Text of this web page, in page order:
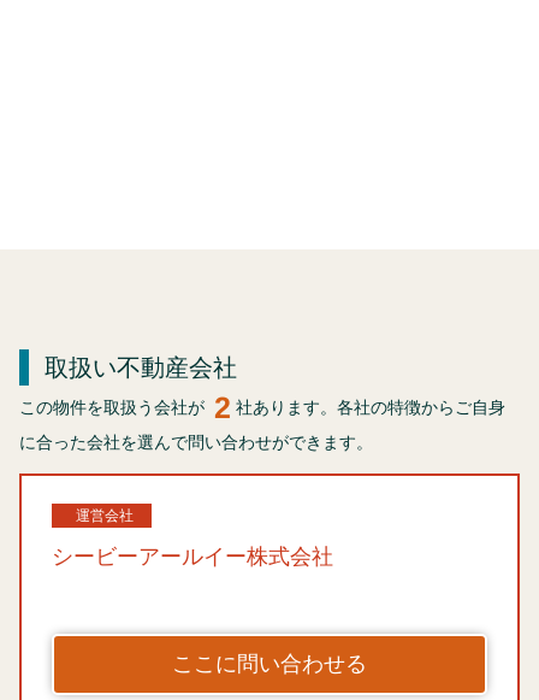
取扱い不動産会社
この物件を取扱う会社が 2 社あります。各社の特徴からご自身
に合った会社を選んで問い合わせができます。
運営会社
シービーアールイー株式会社
ここに問い合わせる